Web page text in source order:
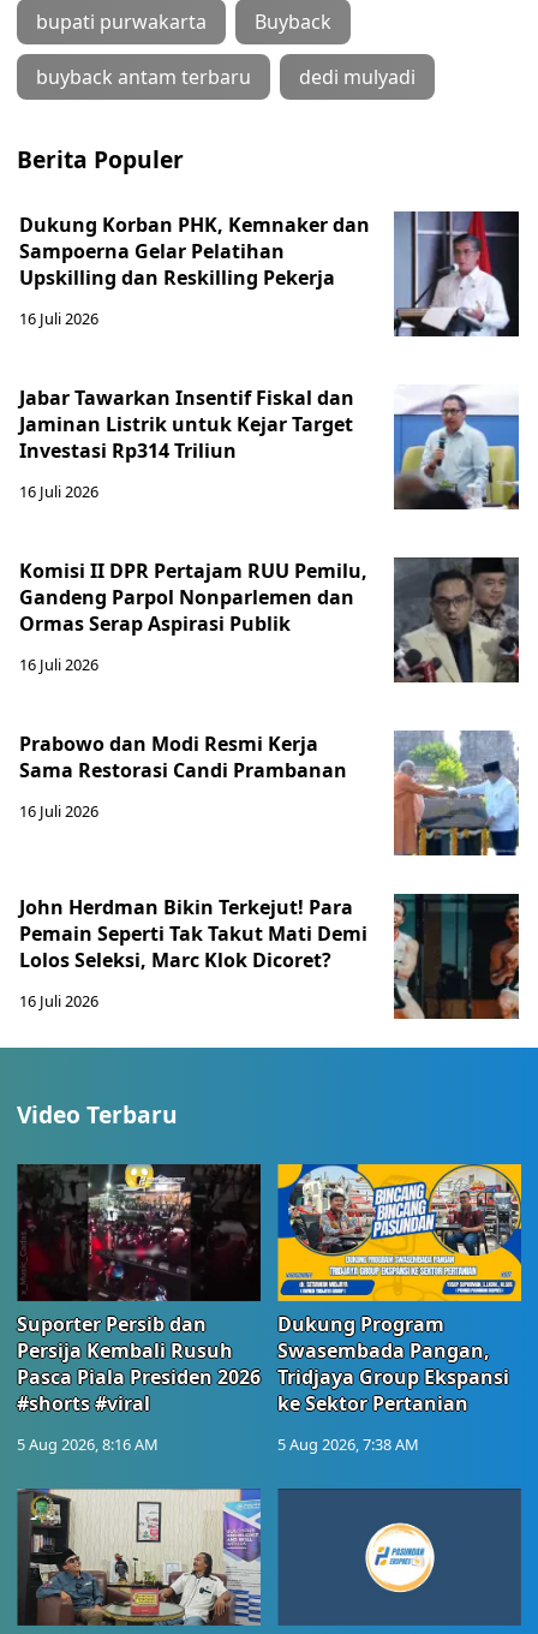
bupati purwakarta Buyback
buyback antam terbaru dedi mulyadi
Berita Populer
Dukung Korban PHK, Kemnaker dan
Sampoerna Gelar Pelatihan
Upskilling dan Reskilling Pekerja
16 Juli 2026
Jabar Tawarkan Insentif Fiskal dan
Jaminan Listrik untuk Kejar Target
Investasi Rp314 Triliun
16 Juli 2026
Komisi II DPR Pertajam RUU Pemilu,
Gandeng Parpol Nonparlemen dan
Ormas Serap Aspirasi Publik
16 Juli 2026
Prabowo dan Modi Resmi Kerja
Sama Restorasi Candi Prambanan
16 Juli 2026
John Herdman Bikin Terkejut! Para
Pemain Seperti Tak Takut Mati Demi
Lolos Seleksi, Marc Klok Dicoret?
16 Juli 2026
Video Terbaru
Suporter Persib dan
Persija Kembali Rusuh
Pasca Piala Presiden 2026
#shorts #viral
5 Aug 2026, 8:16 AM
Dukung Program
Swasembada Pangan,
Tridjaya Group Ekspansi
ke Sektor Pertanian
5 Aug 2026, 7:38 AM